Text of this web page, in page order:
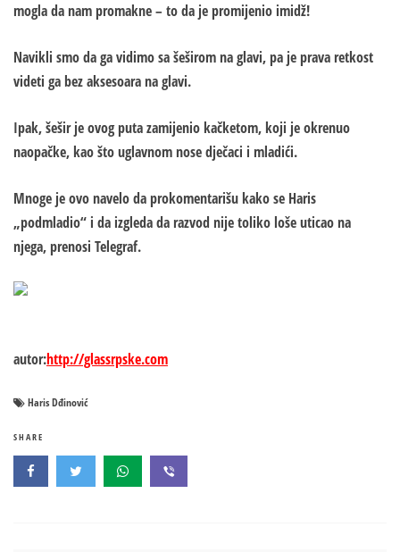
mogla da nam promakne – to da je promijenio imidž!
Navikli smo da ga vidimo sa šeširom na glavi, pa je prava retkost
videti ga bez aksesoara na glavi.
Ipak, šešir je ovog puta zamijenio kačketom, koji je okrenuo
naopačke, kao što uglavnom nose dječaci i mladići.
Mnoge je ovo navelo da prokomentarišu kako se Haris
„podmladio“ i da izgleda da razvod nije toliko loše uticao na
njega, prenosi Telegraf.
autor:http://glassrpske.com
Haris Dđinović
SHARE